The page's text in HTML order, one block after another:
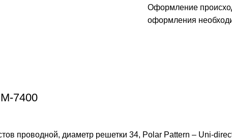
Оформление
оформления
7400
проводной, диаметр решетки 34, Polar Pattern – Uni-